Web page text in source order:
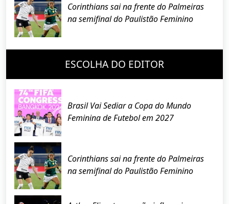
Corinthians sai na frente do Palmeiras
na semifinal do Paulistão Feminino
ESCOLHA DO EDITOR
Brasil Vai Sediar a Copa do Mundo
Feminina de Futebol em 2027
Corinthians sai na frente do Palmeiras
na semifinal do Paulistão Feminino